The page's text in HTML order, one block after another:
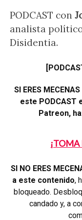
PODCAST con
analista
Disidentia.
SI ERES
este PODCAST
Patreon,
¡TOMA
SI NO ERES
a este contenido,
bloqueado.
candado y, a